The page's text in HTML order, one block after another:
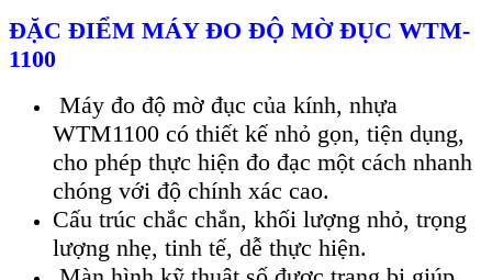
ĐẶC ĐIỂM MÁY ĐO ĐỘ MỜ ĐỤC WTM-
1100
Máy đo độ mờ đục của kính, nhựa
WTM1100 có thiết kế nhỏ gọn, tiện dụng,
cho phép thực hiện đo đạc một cách nhanh
chóng với độ chính xác cao.
Cấu trúc chắc chắn, khối lượng nhỏ, trọng
lượng nhẹ, tinh tế, dễ thực hiện.